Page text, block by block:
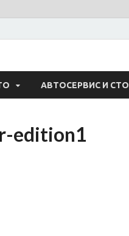
Авто
АВТОСЕРВИС И СТО
edition1